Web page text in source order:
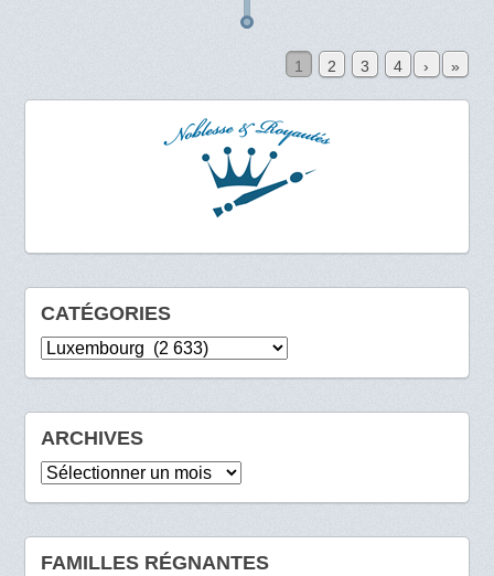
1 2 3 4 › »
CATÉGORIES
Catégories
ARCHIVES
Archives
FAMILLES RÉGNANTES